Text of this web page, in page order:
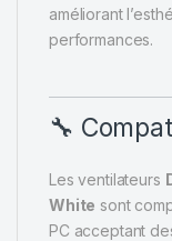
améliorant
performances.
🔧
Les ventilateurs
White sont
PC acceptant